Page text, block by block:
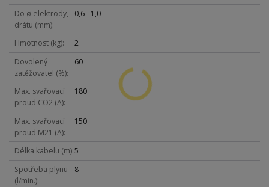
Do ø elektrody,
drátu (mm)
0,6 - 1,0
Hmotnost (kg)
2
Dovolený
zatěžovatel (%)
60
Max. svařovací
proud CO2 (A)
180
Max. svařovací
proud M21 (A)
150
Délka kabelu (m) 5
Spotřeba plynu
(l/min.)
8